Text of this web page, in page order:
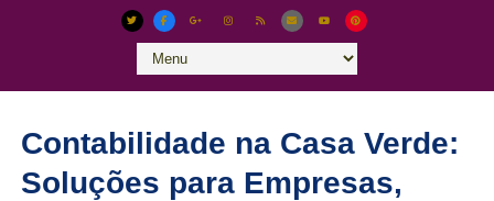
Contabilidade na Casa Verde:
Soluções para Empresas,